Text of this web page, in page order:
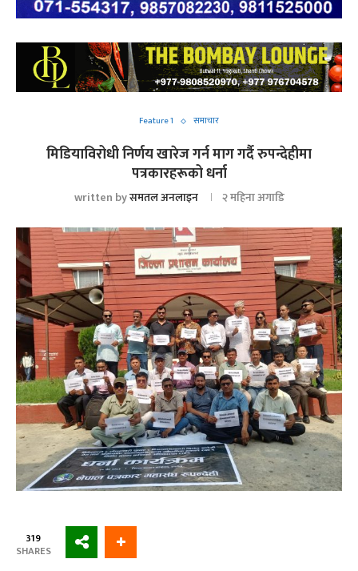
Feature 1 समाचार
मिडियाविरोधी निर्णय खारेज गर्न माग गर्दै रुपन्देहीमा
पत्रकारहरूको धर्ना
written byसमतल अनलाइन २ महिना अगाडि
319
SHARES